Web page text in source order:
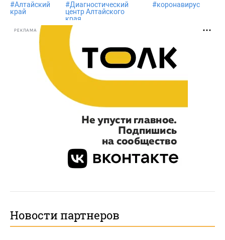
#Алтайский
край
#Диагностический
центр Алтайского
края
#коронавирус
РЕКЛАМА
Новости партнеров